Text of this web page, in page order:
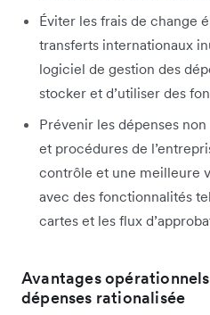
Éviter les frais de change
transferts internationaux
logiciel de gestion des
stocker et d’utiliser des
Prévenir les dépenses
et procédures de
contrôle et une meilleure
avec des fonctionnalités
cartes et les flux
Avantages
dépenses rationalisée